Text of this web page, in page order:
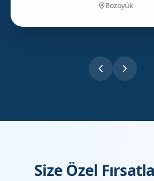
Bozöyük
Size Özel